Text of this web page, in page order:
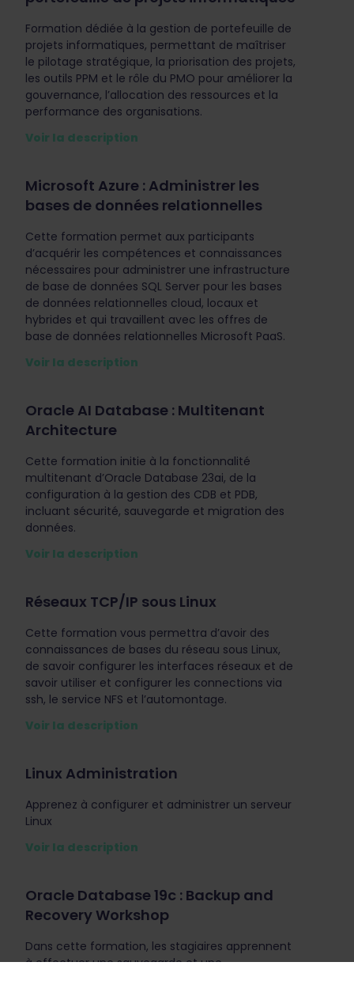
Formation dédiée à la gestion de portefeuille de
projets informatiques, permettant de maîtriser
le pilotage stratégique, la priorisation des projets,
les outils PPM et le rôle du PMO pour améliorer la
gouvernance, l’allocation des ressources et la
performance des organisations.
Voir la description
Microsoft Azure : Administrer les
bases de données relationnelles
Cette formation permet aux participants
d’acquérir les compétences et connaissances
nécessaires pour administrer une infrastructure
de base de données SQL Server pour les bases
de données relationnelles cloud, locaux et
hybrides et qui travaillent avec les offres de
base de données relationnelles Microsoft PaaS.
Voir la description
Oracle AI Database : Multitenant
Architecture
Cette formation initie à la fonctionnalité
multitenant d’Oracle Database 23ai, de la
configuration à la gestion des CDB et PDB,
incluant sécurité, sauvegarde et migration des
données.
Voir la description
Réseaux TCP/IP sous Linux
Cette formation vous permettra d’avoir des
connaissances de bases du réseau sous Linux,
de savoir configurer les interfaces réseaux et de
savoir utiliser et configurer les connections via
ssh, le service NFS et l’automontage.
Voir la description
Linux Administration
Apprenez à configurer et administrer un serveur
Linux
Voir la description
Oracle Database 19c : Backup and
Recovery Workshop
Dans cette formation, les stagiaires apprennent
à effectuer une sauvegarde et une